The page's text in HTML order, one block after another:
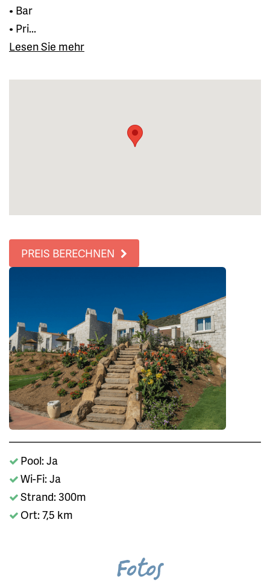
• Bar
• Pri...
Lesen Sie mehr
PREIS BERECHNEN
Pool: Ja
Wi-Fi: Ja
Strand: 300m
Ort: 7,5 km
Fotos